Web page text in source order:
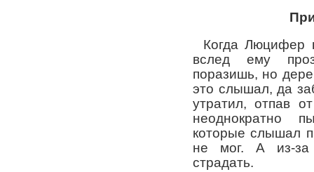
Когда Люцифер
вслед ему
поразишь, но
это слышал, да
утратил, отпав
неоднократно
которые слышал
не мог. А из-за
страдать.